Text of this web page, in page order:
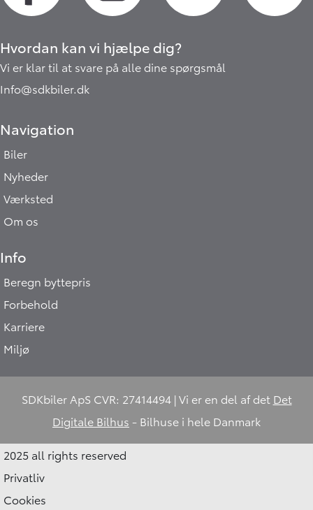
Hvordan kan vi hjælpe dig?
Vi er klar til at svare på alle dine spørgsmål
Info@sdkbiler.dk
Navigation
Biler
Nyheder
Værksted
Om os
Info
Beregn byttepris
Forbehold
Karriere
Miljø
SDKbiler ApS CVR: 27414494 | Vi er en del af det Det
Digitale Bilhus - Bilhuse i hele Danmark
2025 all rights reserved
Privatliv
Cookies